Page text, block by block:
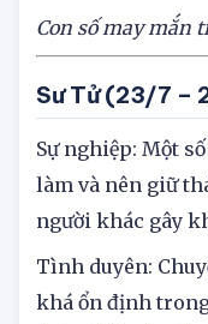
Con số may mắn
Sư Tử (23/7 –
Sự nghiệp: Một
làm và nên giữ
người khác gây
Tình duyên:
khá ổn định